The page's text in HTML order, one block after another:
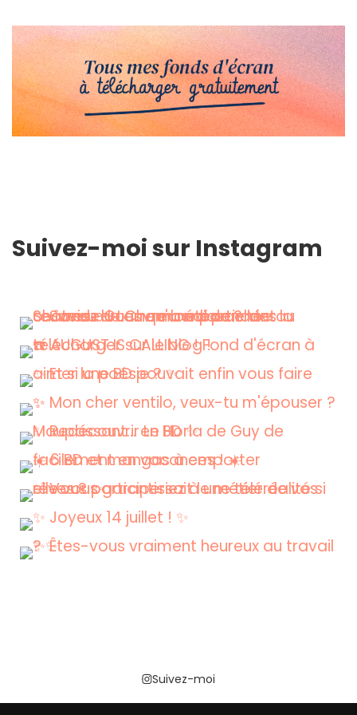
Suivez-moi sur Instagram
Suivez-moi